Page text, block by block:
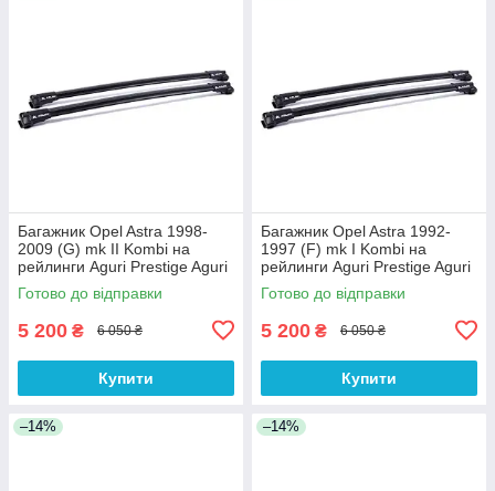
Багажник Opel Astra 1998-
2009 (G) mk II Kombi на
рейлинги Aguri Prestige Aguri
Готово до відправки
5 200 ₴ 6 050 ₴
Купити
Багажник Opel Astra 1992-
1997 (F) mk I Kombi на
рейлинги Aguri Prestige Aguri
Готово до відправки
5 200 ₴ 6 050 ₴
Купити
–14% –14%